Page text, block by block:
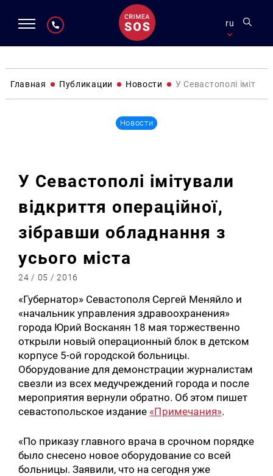
ru
Главная Публикации Новости У Севастополі
Новости
У Севастополі імітували
відкриття операційної,
зібравши обладнання з
усього міста
24 / 05 / 2016
«Губернатор» Севастополя Сергей Меняйло и
«начальник управления здравоохранения»
города Юрий Восканян 18 мая торжественно
открыли новый операционный блок в детском
корпусе 5-ой городской больницы.
Оборудование для демонстрации журналистам
свезли из всех медучреждений города и после
мероприятия вернули обратно. Об этом пишет
севастопольское издание «Примечания».
«По приказу главного врача в срочном порядке
было снесено новое оборудование со всей
больницы. Заявили, что на сегодня уже